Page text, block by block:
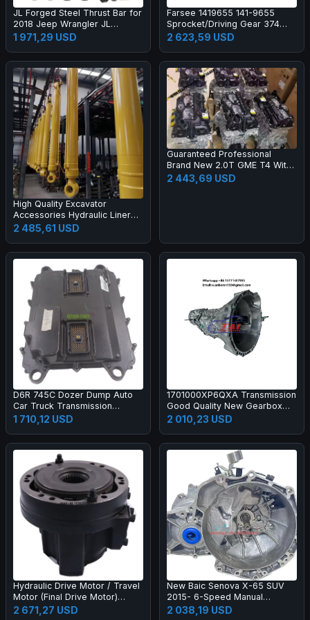
JL Forged Steel Thrust Bar for
2018 Jeep Wrangler JL
Heavy-Duty Steering Kit-New 1
Year Warranty
1 971,29 USD
Farsee 1419655 141-9655
Sprocket/Driving Gear 374
Construction Machinery Parts
2 623,59 USD
High Quality Excavator
Accessories Hydraulic Liner
Boom Arm Bucket Cylinder
Excavator Cylinder
2 485,61 USD
Guaranteed Professional
Brand New 2.0T GME T4 With
Hurricane Turbo Engine for
Jeep Compass Renegade
2 443,69 USD
D6R 745C Dozer Dump Auto
Car Truck Transmission
Systems GP Controller ECM
ECU Control Unit 455-9580
1 710,12 USD
1701000XP6QXA Transmission
Good Quality New Gearbox
for Great Wall Haval Wingle
2 010,23 USD
Hydraulic Drive Motor / Travel
Motor (Final Drive Motor)
7253517 7001046 for Skid
2 671,27 USD
New Baic Senova X-65 SUV
2015- 6-Speed Manual
Transmission Gearbox
2 038,19 USD